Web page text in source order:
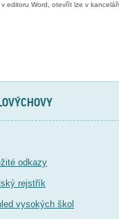
editoru Word, otevřít lze v
odkazy
rejstřík
vysokých škol